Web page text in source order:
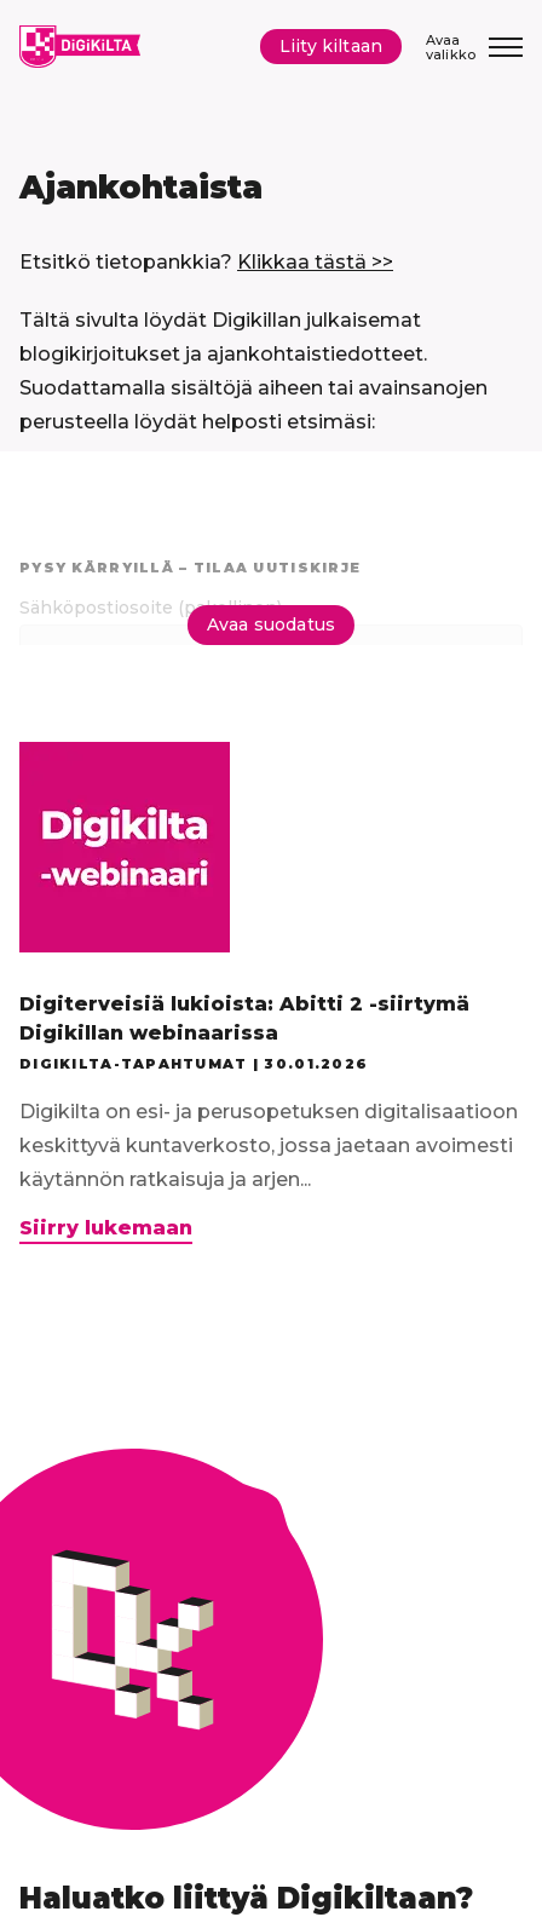
sisältöön
Avaa
valikko
Liity kiltaan
Ajankohtaista
Etsitkö tietopankkia? Klikkaa tästä >>
Tältä sivulta löydät Digikillan julkaisemat
blogikirjoitukset ja ajankohtaistiedotteet.
Suodattamalla sisältöjä aiheen tai avainsanojen
perusteella löydät helposti etsimäsi:
PYSY KÄRRYILLÄ – TILAA UUTISKIRJE
Sähköpostiosoite (pakollinen)
Avaa suodatus
Digiterveisiä lukioista: Abitti 2 -siirtymä
Digikillan webinaarissa
DIGIKILTA-TAPAHTUMAT |30.01.2026
Digikilta on esi- ja perusopetuksen digitalisaatioon
keskittyvä kuntaverkosto, jossa jaetaan avoimesti
käytännön ratkaisuja ja arjen...
Siirry lukemaan
Haluatko liittyä Digikiltaan?